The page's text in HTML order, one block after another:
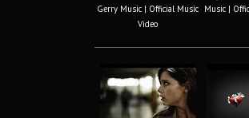
Gerry Music | Official Music
Video
Music |